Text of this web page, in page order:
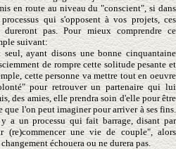
en route au niveau du "conscient", si dans
qui s'opposent à vos projets, ces
pas. Pour mieux comprendre ce
suivant:
ayant disons une bonne cinquantaine
de rompre cette solitude pesante et
cette personne va mettre tout en oeuvre
pour retrouver un partenaire qui lui
des amies, elle prendra soin d'elle pour être
l'on peut imaginer pour arriver à ses fins.
a un processu qui fait barrage, disant par
(re)commencer une vie de couple", alors
échouera ou ne durera pas.